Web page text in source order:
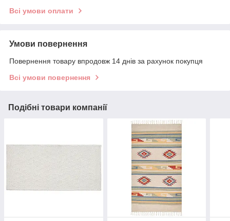
Всі умови оплати
Умови повернення
Повернення товару впродовж 14 днів за рахунок покупця
Всі умови повернення
Подібні товари компанії